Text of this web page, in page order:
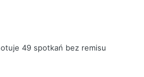
49 spotkań bez remisu